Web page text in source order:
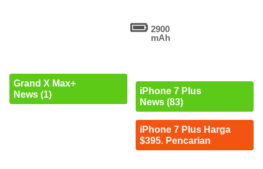
Grand X Max+
News (1)
2900
mAh
iPhone 7 Plus
News (83)
iPhone 7 Plus Harga
$395. Pencarian